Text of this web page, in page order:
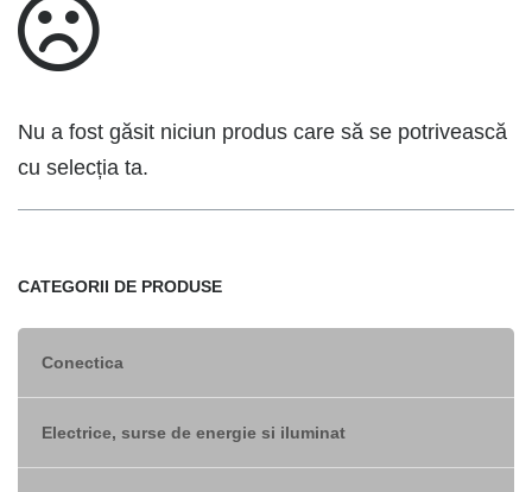
CONTUL MEU
DESPRE COOKIES
POLITICA DE CONFIDENTIALITATE
TEST
WISHLIST
Nu a fost găsit niciun produs care să se potrivească
cu selecția ta.
CATEGORII DE PRODUSE
Conectica
Electrice, surse de energie si iluminat